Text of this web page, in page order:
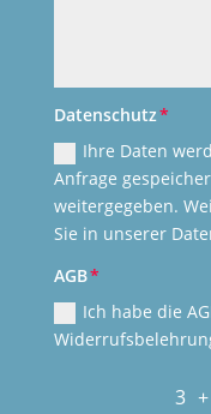
Datenschutz
Ihre Daten
Anfrage
weitergegeben.
Sie in unserer
AGB
Ich habe die
3